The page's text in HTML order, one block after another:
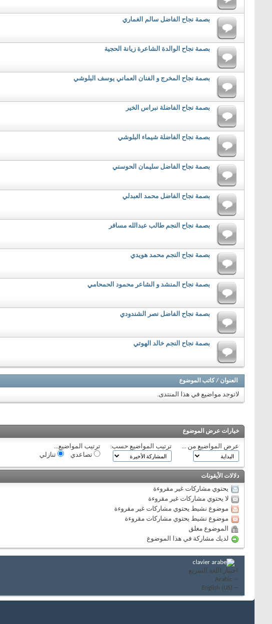
بصمة نجاح الفاضل سالم الغماري
بصمة نجاح الوالدة الشاعرة زيانة الحجية
بصمة نجاح المخرج و الفنان العماني يوسف البلوشي
بصمة نجاح الفاضلة نبراس الخير
بصمة نجاح الفاضلة شيماء البلوشي
بصمة نجاح الفاضل سليمان الحوسني
بصمة نجاح الفاضل محمد العبدلي
بصمة نجاح النجم طالب عبدالله مسافر
بصمة نجاح النجم محمد هويدي
بصمة نجاح المنشد و الشاعر محمود الحمحامي
بصمة نجاح الفاضل نصر الشندودي
بصمة نجاح النجم خالد الهوتي
العنوان / كاتب الموضوع
لاتوجد مواضيع في هذا المنتدى.
خيارات عرض الموضوع
عرض المواضيع من ... ترتيب المواضيع حسب:
ترتيب المواضيع...
تصاعدي
تنازلي
دلالات الأيقونات
يحتوي مشاركات غير مقروءة
لا يحتوي مشاركات غير مقروءة
موضوع نشيط يحتوي مشاركات غير مقروءة
موضوع نشيط يحتوي مشاركات مقروءة
الموضوع مغلق
لديك مشاركة في هذا الموضوع